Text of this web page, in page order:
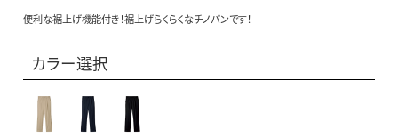
便利な裾上げ機能付き！裾上げらくらくなチノパンです！
カラー選択